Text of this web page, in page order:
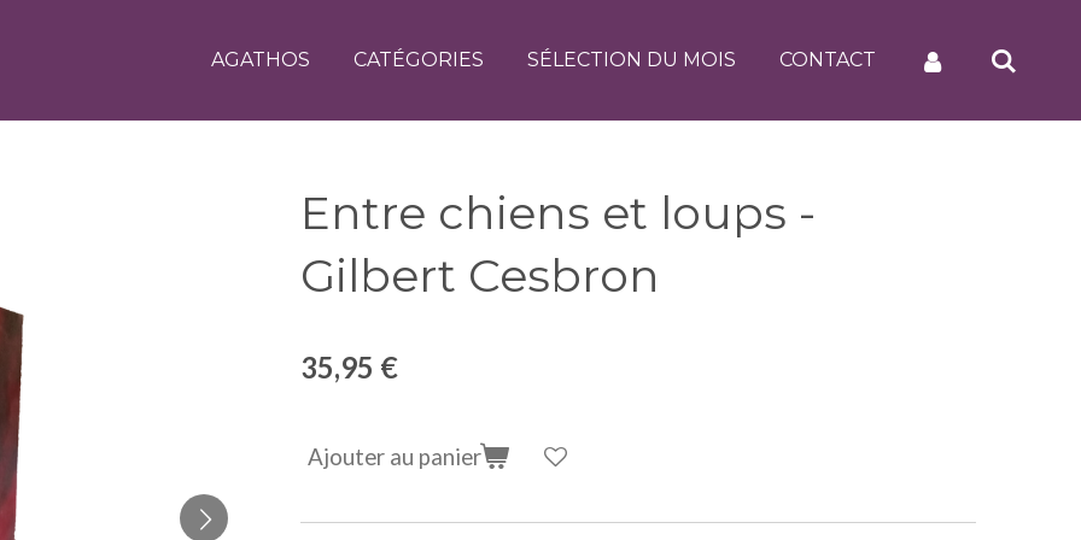
AGATHOS CATÉGORIES SÉLECTION DU MOIS CONTACT
Entre chiens et loups -
Gilbert Cesbron
35,95 €
Ajouter au panier